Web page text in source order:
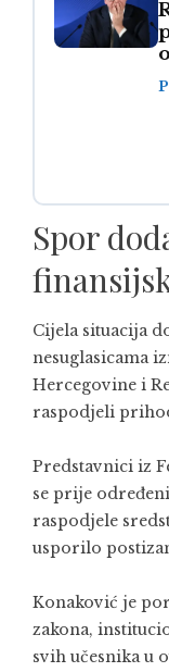
Spor
Cijela situacija
nesuglasicama
Hercegovine i
raspodjeli
Predstavnici iz
se prije
raspodjele
usporilo
Konaković je
zakona,
svih učesnika u